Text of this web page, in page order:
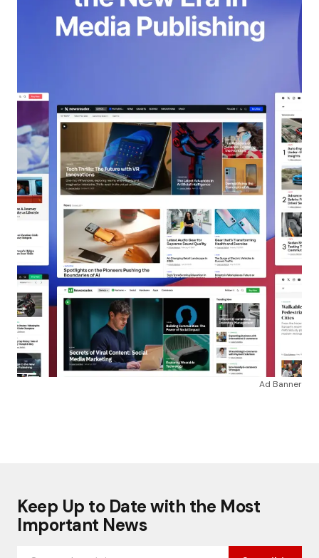
Ad Banner
Keep Up to Date with the Most
Important News